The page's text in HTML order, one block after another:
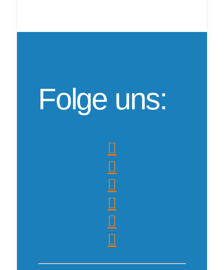
Folge uns: